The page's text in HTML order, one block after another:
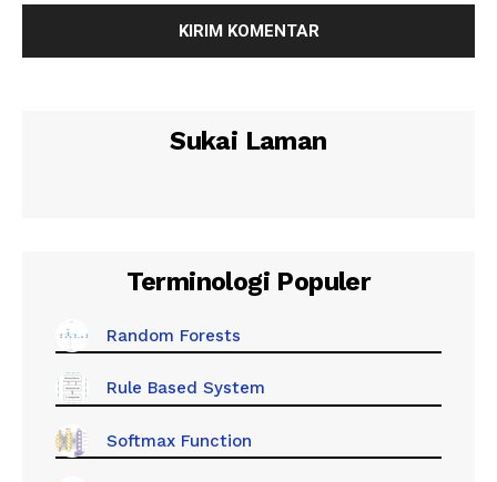
Sukai Laman
Terminologi Populer
Random Forests
Rule Based System
Softmax Function